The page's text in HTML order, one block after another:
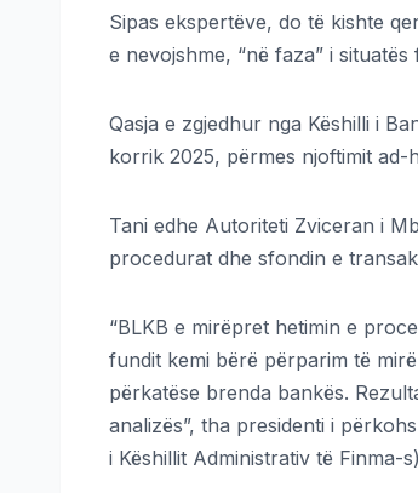
Sipas ekspertëve, do të kishte
e nevojshme, “në faza” i situatës
Qasja e zgjedhur nga Këshilli i
korrik 2025, përmes njoftimit ad-
Tani edhe Autoriteti Zviceran i
procedurat dhe sfondin e
“BLKB e mirëpret hetimin e
fundit kemi bërë përparim të
përkatëse brenda bankës.
analizës”, tha presidenti i
i Këshillit Administrativ të Finma-